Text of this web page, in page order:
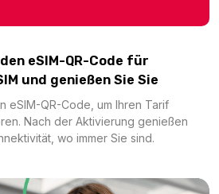
eSIM-QR-Code für
und genießen Sie Sie
eSIM-QR-Code, um Ihren Tarif
Nach der Aktivierung genießen
wo immer Sie sind.